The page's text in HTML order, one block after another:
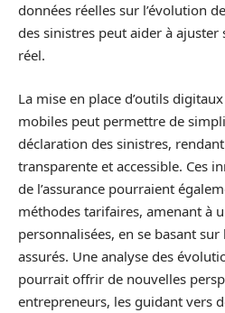
données réelles sur l’évolution
des sinistres peut aider à
réel.
La mise en place d’outils
mobiles peut permettre de
déclaration des sinistres,
transparente et accessible. Ces
de l’assurance pourraient
méthodes tarifaires, amenant à
personnalisées, en se basant
assurés. Une analyse des
pourrait offrir de nouvelles
entrepreneurs, les guidant vers